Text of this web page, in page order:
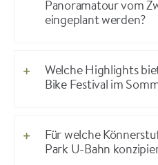
Panoramatour vom
eingeplant werden?
Welche Highlights
Bike Festival im
Für welche
Park U-Bahn